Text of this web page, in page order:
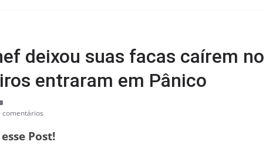
deixou suas facas caírem
entraram em Pânico
comentários
Post!